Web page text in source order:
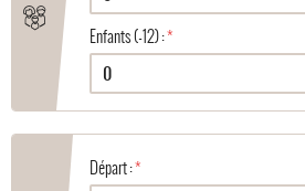
Enfants (-12) :
Départ :